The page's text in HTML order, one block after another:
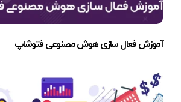
آموزش فعال سازی هوش مصنوعی فتوشاپ